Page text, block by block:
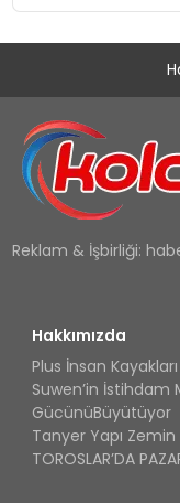
Reklam & İşbirliği:
Hakkımızda
Plus İnsan Kayakları
Suwen’in İstihdam
GücünüBüyütüyor
Tanyer Yapı
TOROSLAR’DA